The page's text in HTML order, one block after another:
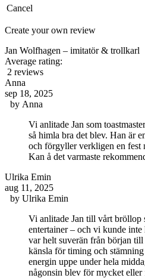
Cancel
Create your own review
Jan Wolfhagen – imitatör & trollkarl
Average rating:
2 reviews
Anna
sep 18, 2025
by Anna
Vi anlitade Jan som
så himla bra det blev. Han är
och förgyller verkligen en fest
Kan å det varmaste
Ulrika Emin
aug 11, 2025
by Ulrika Emin
Vi anlitade Jan till vårt bröllop
entertainer – och vi kunde
var helt suverän från början
känsla för timing och
energin uppe under hela
någonsin blev för mycket eller